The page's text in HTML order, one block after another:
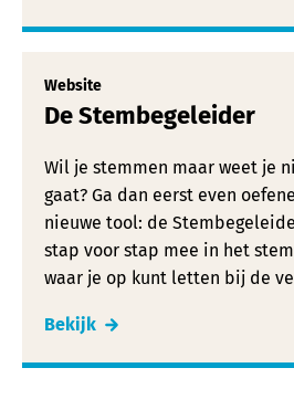
Website
De Stembegeleider
Wil je stemmen maar weet je
gaat? Ga dan eerst even
nieuwe tool: de
stap voor stap mee in het
waar je op kunt letten bij de
Bekijk